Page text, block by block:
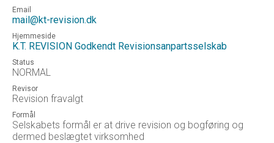
Email
mail@kt-revision.dk
Hjemmeside
K.T. REVISION Godkendt Revisionsanpartsselskab
Status
NORMAL
Revisor
Revision fravalgt
Formål
Selskabets formål er at drive revision og bogføring og
dermed beslægtet virksomhed